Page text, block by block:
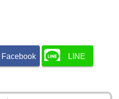
Facebook LINE